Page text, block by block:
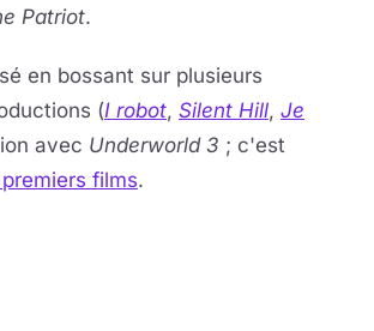
Patriot.
en bossant sur plusieurs
(I robot, Silent Hill, Je
avec Underworld 3 ; c'est
films.